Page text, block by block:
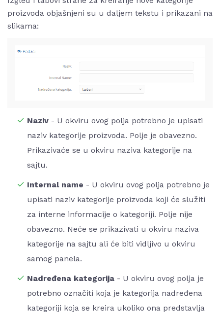
proizvoda objašnjeni su u daljem tekstu i prikazani na
slikama:
Naziv - U okviru ovog polja potrebno je upisati
naziv kategorije proizvoda. Polje je obavezno.
Prikazivaće se u okviru naziva kategorije na
sajtu.
Internal name - U okviru ovog polja potrebno je
upisati naziv kategorije proizvoda koji će služiti
za interne informacije o kategoriji. Polje nije
obavezno. Neće se prikazivati u okviru naziva
kategorije na sajtu ali će biti vidljivo u okviru
samog panela.
Nadređena kategorija - U okviru ovog polja je
potrebno označiti koja je kategorija nadređena
kategoriji koja se kreira ukoliko ona predstavlja